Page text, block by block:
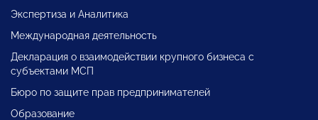
Экспертиза и Аналитика
Международная деятельность
Декларация о взаимодействии крупного бизнеса с
субъектами МСП
Бюро по защите прав предпринимателей
Образование